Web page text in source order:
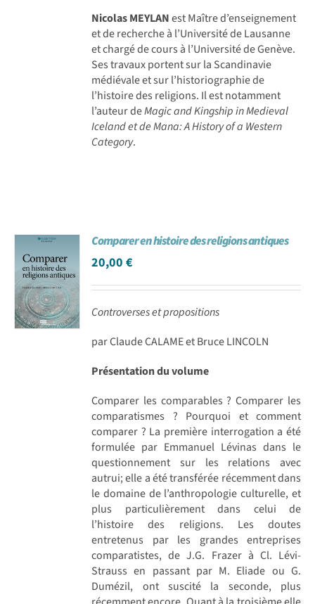
Nicolas MEYLANest Maître d’enseignement
et de recherche à l’Université de Lausanne
et chargé de cours à l’Université de Genève.
Ses travaux portent sur la Scandinavie
médiévale et sur l’historiographie de
l’histoire des religions. Il est notamment
l’auteur deMagic and Kingship in Medieval
Iceland et de Mana: A History of a Western
Category.
Comparer en histoire des religions antiques
20,00€
Controverses et propositions
par Claude CALAME et Bruce LINCOLN
Présentation du volume
Comparer les comparables ? Comparer les
comparatismes ? Pourquoi et comment
comparer ? La première interrogation a été
formulée par Emmanuel Lévinas dans le
questionnement sur les relations avec
autrui; elle a été transférée récemment dans
le domaine de l’anthropologie culturelle, et
plus particulièrement dans celui de
l’histoire des religions. Les doutes
entretenus par les grandes entreprises
comparatistes, de J.G. Frazer à Cl. Lévi-
Strauss en passant par M. Eliade ou G.
Dumézil, ont suscité la seconde, plus